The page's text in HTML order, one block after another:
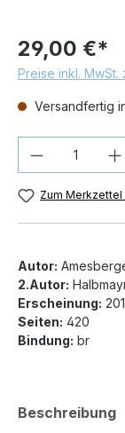
29,00 €*
Preise inkl.
Versandfertig
Produkt
Zum
Autor:
2.Autor:
Erscheinung:
Seiten: 420
Bindung: br
Beschreibung